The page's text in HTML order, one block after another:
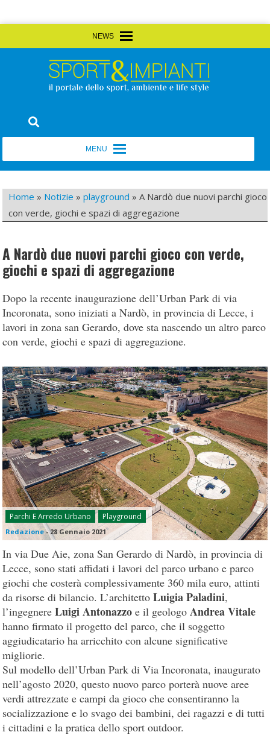
to
Sport&Impianti
Home » Notizie »playground »A Nardò due nuovi parchi gioco
con verde, giochi e spazi di aggregazione
A Nardò due nuovi parchi gioco con verde,
giochi e spazi di aggregazione
Dopo la recente inaugurazione dell’Urban Park di via
Incoronata, sono iniziati a Nardò, in provincia di Lecce, i
lavori in zona san Gerardo, dove sta nascendo un altro parco
con verde, giochi e spazi di aggregazione.
Parchi E Arredo Urbano Playground
Redazione-28 Gennaio 2021
In via Due Aie, zona San Gerardo di Nardò, in provincia di
Lecce, sono stati affidati i lavori del parco urbano e parco
giochi che costerà complessivamente 360 mila euro, attinti
da risorse di bilancio. L’architettoLuigia Paladini,
l’ingegnereLuigi Antonazzo e il geologo Andrea Vitale
hanno firmato il progetto del parco, che il soggetto
aggiudicatario ha arricchito con alcune significative
migliorie.
Sul modello dell’Urban Park di Via Incoronata, inaugurato
nell’agosto 2020, questo nuovo parco porterà nuove aree
verdi attrezzate e campi da gioco che consentiranno la
socializzazione e lo svago dei bambini, dei ragazzi e di tutti
i cittadini e la pratica dello sport outdoor.